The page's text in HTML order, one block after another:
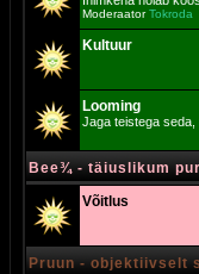
ModeraatorTokroda
Kultuur
Looming
Jaga teistega seda,
Bee¾ - täiuslikum
Võitlus
Pruun - objektiivselt